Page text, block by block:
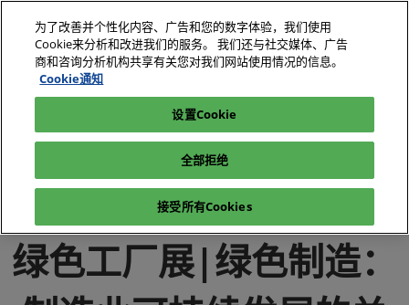
2026年10月27-29日
深圳国际会展中心（宝安）
电子展|绿色工厂展|电子工厂设施展
电子展|绿色工厂展-行业新闻-电子工厂设施展
绿色工厂展|绿色制造：制造业可持续发展的关键路径
绿色工厂展|绿色制造：
为了改善并个性化内容、广告和您的数字体验，我们使用
Cookie来分析和改进我们的服务。 我们还与社交媒体、广告
商和咨询分析机构共享有关您对我们网站使用情况的信息。
Cookie通知
设置Cookie
全部拒绝
接受所有Cookies